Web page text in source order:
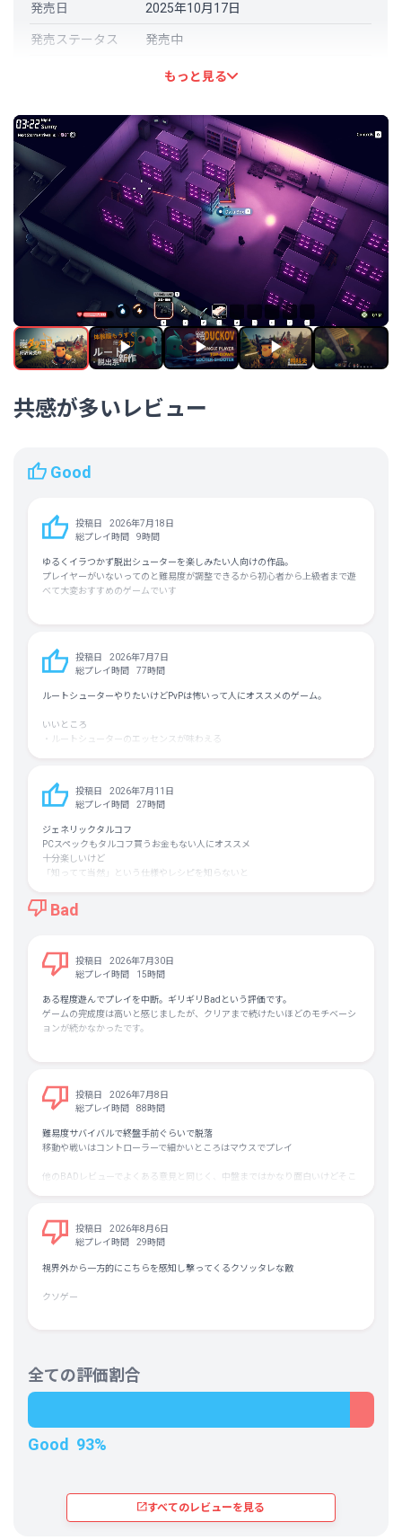
発売日 2025年10月17日
発売ステータス 発売中
Team Soda
言語対応
日本語: 対応
その他の言語
中国語（簡体字）
英語
中国語（繁体字）
ドイツ語
ロシア語
スペイン語－ラテンアメリカ
ポルトガル語－ブラジル
平均実績解除率 37.2%（20/55）
フォロワー数 128,516人
もっと見る
共感が多いレビュー
Good
投稿日
2026年7月18日
総プレイ時間
9時間
ゆるくイラつかず脱出シューターを楽しみたい人向けの作品。
プレイヤーがいないってのと難易度が調整できるから初心者から上級者まで遊
べて大変おすすめのゲームでいす
投稿日
2026年7月7日
総プレイ時間
77時間
ルートシューターやりたいけどPvPは怖いって人にオススメのゲーム。
いいところ
・ルートシューターのエッセンスが味わえる
初めて倉庫エリアに入った時のドキドキ感はまさにルートシューターのそれ
です
・アイテム漁りが楽しい
オブジェクトによってアイテムが出る傾向が決まっていて、ある程度アタリ
を付けて漁れます
漁るのに時間がかかるほど良いアイテムが出がちなのでちょっと長めの漁り
が入るとワクワクがあります
遊びましょう
ただし無条件に強いアイテムが手に入るわけではなく、耐久度がランダムで
減ってます
全部強奪ではまかなえません
こういうところのバランス感が好みだし、修理で最大耐久度が下がるシステ
ムとも噛み合っていると感じます
いろいろな種類のMODをつけることで射程を伸ばしたり残弾数を増やした
りなどできます
カスタマイズで大きく使い勝手が変わるのは楽しい
・拠点の秘密基地感が良い
このゲームではそれほど自由な建築はできませんが、拠点内に設備を自由に
にストレスになる
決まった建物からごく稀に出る鍵などもあり、これはネットで調べないとま
・弾ではなく武器に属性がついている
ど！？」ってなることもあり
これは現地でのアイテム取捨選択を楽しめるか楽しめないかで分かれると思
投稿日
2026年7月11日
総プレイ時間
27時間
ジェネリックタルコフ
PCスペックもタルコフ買うお金もない人にオススメ
十分楽しいけど
「知ってて当然」という仕様やレシピを知らないと
僕は拾った物の売り方が分からなくて詰みかけました
自販機で物売れるとは思わないじゃん？
Bad
投稿日
2026年7月30日
総プレイ時間
15時間
ある程度遊んでプレイを中断。ギリギリBadという評価です。
ゲームの完成度は高いと感じましたが、クリアまで続けたいほどのモチベーシ
ョンが続かなかったです。
重要アイテムのドロップ率の悪さや入手条件の曖昧さなども無駄に周回数が増
えていく印象で、何となく全体的にソシャゲ感があります。
もちろんゲームへの慣れとかネットで情報を集めるとかである程度解決する部
分ではありますが、ゲーム体験として正直好みではなかったです。
一度に運べる荷物の量や拠点の倉庫の空き容量が少なめなことも周回数が増え
もユーザビリティの悪さを感じます。
ロストするシステムが悪いとは全く思わないし適当に回収に向かった自分が悪
いのですが、出撃時のスタート位置がランダムなのも大きく影響したのでゲー
気軽にまったり楽しむようなスタイルなら向いてると思います。
投稿日
2026年7月8日
総プレイ時間
88時間
難易度サバイバルで終盤手前ぐらいで脱落
移動や戦いはコントローラーで細かいところはマウスでプレイ
他のBADレビューでよくある意見と同じく、中盤まではかなり面白いけどそこ
くなって移動距離長すぎて流石に続けているとダレてくる。それに拍車をかけ
ているのが拠点から探索マップにワープする地点がある程度とはいえランダム
（脱出地点も含む）。北と南で分かれていて北のほうが近いなと思って選択し
たのに南の当たりのポイントより遠いかもしれないみたいなことが頻発して楽
ムをただ取りに行って脱出するという工程が発生するから。緊張感があるとい
う見方もあるけど正直時間の無駄のほうが強い。クラフトとか店売りで買わな
戦闘に関しては初見のくせしてサバイバルなんか選ぶからだという意見はごも
理ではないかなぐらいに思っていたけど、攻撃痛すぎだし硬すぎに加えて自分
の硬さを壁にして前進して突っ込んでくるタイプが結構多い。個人的に嫌いな
他のいろんなゲームと同じくスーパーアーマーでゴリ押しみたいな敵ばっかり
投稿日
2026年8月6日
総プレイ時間
29時間
視界外から一方的にこちらを感知し撃ってくるクソッタレな敵
クソゲー
全ての評価割合
Good 93%
すべてのレビューを見る